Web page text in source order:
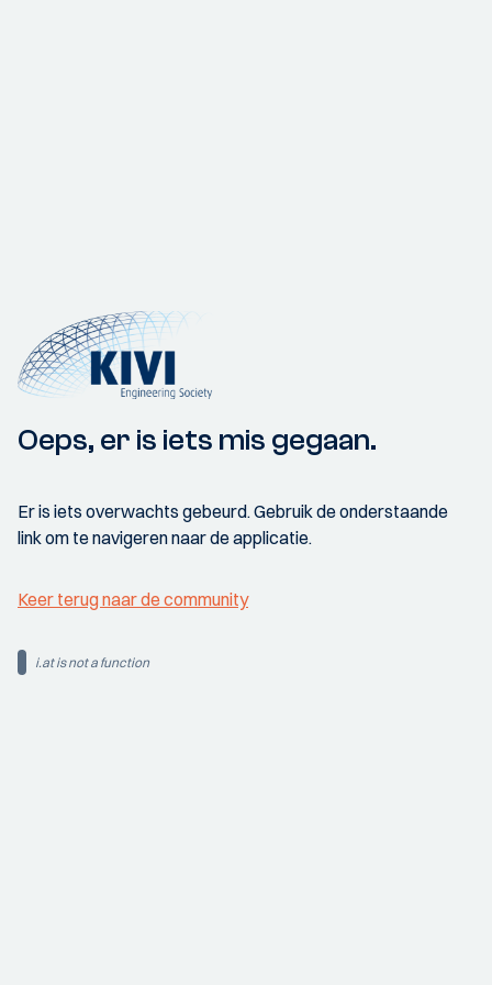
Oeps, er is iets mis gegaan.
Er is iets overwachts gebeurd. Gebruik de onderstaande
link om te navigeren naar de applicatie.
Keer terug naar de community
i.at is not a function